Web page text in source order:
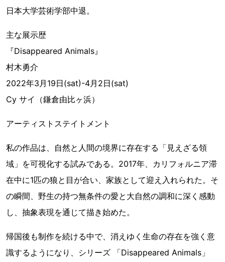
日本大学芸術学部中退。
主な展示歴
『Disappeared Animals』
村木勇介
2022年3月19日(sat)-4月2日(sat)
Cy サイ（鎌倉由比ヶ浜）
アーティストステイトメント
私の作品は、自然と人間の境界に存在する「見えざる領
域」を可視化する試みである。2017年、カリフォルニア滞
在中に1匹の狼と目が合い、家族として迎え入れられた。そ
の瞬間、野生の持つ無条件の愛と大自然の調和に深く感動
し、抽象表現を通じて描き始めた。
帰国後も制作を続ける中で、消えゆく生命の存在を強く意
識するようになり、シリーズ 「Disappeared Animals」